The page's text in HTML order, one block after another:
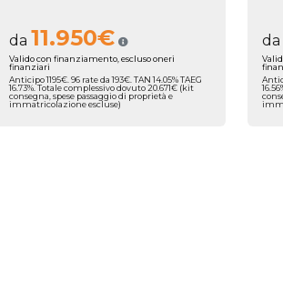
da 11.950€
Valido con finanziamento, escluso oneri
finanziari
Anticipo 1195€. 96 rate da 193€. TAN 14.05% TAEG
16.73%. Totale complessivo dovuto 20.671€ (kit
consegna, spese passaggio di proprietà e
immatricolazione escluse)
da